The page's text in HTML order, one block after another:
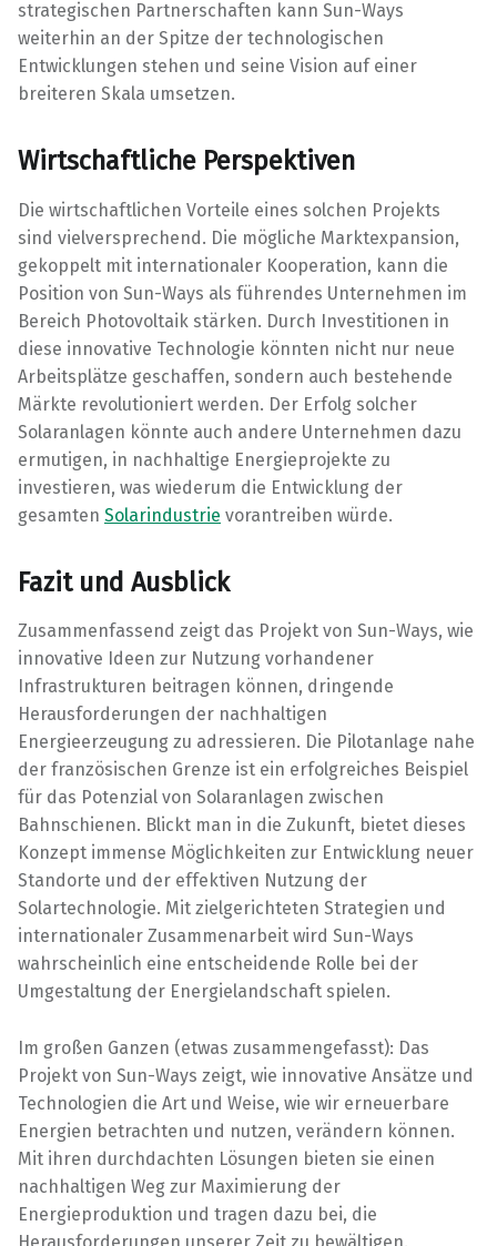
strategischen Partnerschaften kann Sun-Ways
weiterhin an der Spitze der technologischen
Entwicklungen stehen und seine Vision auf einer
breiteren Skala umsetzen.
Wirtschaftliche Perspektiven
Die wirtschaftlichen Vorteile eines solchen Projekts
sind vielversprechend. Die mögliche Marktexpansion,
gekoppelt mit internationaler Kooperation, kann die
Position von Sun-Ways als führendes Unternehmen im
Bereich Photovoltaik stärken. Durch Investitionen in
diese innovative Technologie könnten nicht nur neue
Arbeitsplätze geschaffen, sondern auch bestehende
Märkte revolutioniert werden. Der Erfolg solcher
Solaranlagen könnte auch andere Unternehmen dazu
ermutigen, in nachhaltige Energieprojekte zu
investieren, was wiederum die Entwicklung der
gesamten Solarindustrie vorantreiben würde.
Fazit und Ausblick
Zusammenfassend zeigt das Projekt von Sun-Ways, wie
innovative Ideen zur Nutzung vorhandener
Infrastrukturen beitragen können, dringende
Herausforderungen der nachhaltigen
Energieerzeugung zu adressieren. Die Pilotanlage nahe
der französischen Grenze ist ein erfolgreiches Beispiel
für das Potenzial von Solaranlagen zwischen
Bahnschienen. Blickt man in die Zukunft, bietet dieses
Konzept immense Möglichkeiten zur Entwicklung neuer
Standorte und der effektiven Nutzung der
Solartechnologie. Mit zielgerichteten Strategien und
internationaler Zusammenarbeit wird Sun-Ways
wahrscheinlich eine entscheidende Rolle bei der
Umgestaltung der Energielandschaft spielen.
Im großen Ganzen (etwas zusammengefasst): Das
Projekt von Sun-Ways zeigt, wie innovative Ansätze und
Technologien die Art und Weise, wie wir erneuerbare
Energien betrachten und nutzen, verändern können.
Mit ihren durchdachten Lösungen bieten sie einen
nachhaltigen Weg zur Maximierung der
Energieproduktion und tragen dazu bei, die